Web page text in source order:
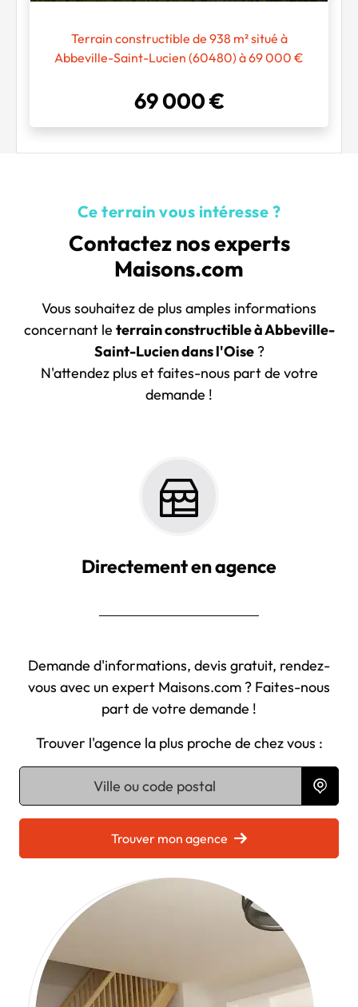
Terrain constructible de 938 m² situé à
Abbeville-Saint-Lucien (60480) à 69 000 €
69 000 €
Ce terrain vous intéresse ?
Contactez nos experts
Maisons.com
Vous souhaitez de plus amples informations
concernant le terrain constructible à Abbeville-
Saint-Lucien dans l'Oise?
N'attendez plus et faites-nous part de votre
demande !
Directement en agence
Demande d'informations, devis gratuit, rendez-
vous avec un expert Maisons.com ? Faites-nous
part de votre demande !
Trouver l'agence la plus proche de chez vous :
Chargement...
Trouver mon agence